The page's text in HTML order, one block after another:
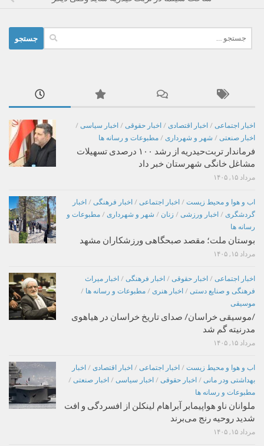
برای:
اخبار اجتماعی / اخبار اقتصادی / اخبار حقوقی / اخبار سیاسی /
اخبار صنعتی / شهر و شهرداری / مطبوعات و رسانه ها
فرماندار تربت‌حیدریه از رشد ۱۰۰ درصدی تسهیلات
مشاغل خانگی شهرستان خبر داد
مرداد ۱۵, ۱۴۰۵
اب و هوا و محیط زیست / اخبار اجتماعی / اخبار فرهنگی / اخبار
گردشگری / اخبار ورزشی / زنان / شهر و شهرداری / مطبوعات و
رسانه ها
بوستان ملت؛ مقصد صبحگاهی ورزشکاران مشهد
مرداد ۱۵, ۱۴۰۵
اخبار اجتماعی / اخبار حقوقی / اخبار فرهنگی / اخبار میراث
فرهنگی و صنایع دستی / اخبار هنری / مطبوعات و رسانه ها /
موسیقی
/موسیقی خراسان/ صدای تاریخ خراسان در هیاهوی
مدرنیته گم شد
مرداد ۱۵, ۱۴۰۵
اب و هوا و محیط زیست / اخبار اجتماعی / اخبار اقتصادی / اخبار
بهداشتی ودر مانی / اخبار حقوقی / اخبار سیاسی / اخبار صنعتی /
مطبوعات و رسانه ها
ملوانان ناو هواپیمابر آبراهام لینکلن از افسردگی و افت
شدید روحیه رنج می‌برند
مرداد ۱۵, ۱۴۰۵